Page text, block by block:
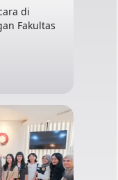
di
Fakultas